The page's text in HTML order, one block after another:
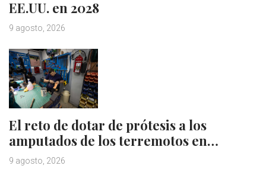
EE.UU. en 2028
9 agosto, 2026
El reto de dotar de prótesis a los
amputados de los terremotos en…
9 agosto, 2026